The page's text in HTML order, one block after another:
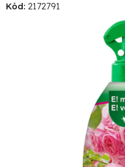
je
Kód: 2172791